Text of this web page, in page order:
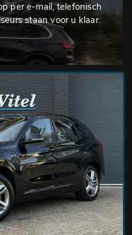
per e-mail, telefonisch
staan voor u klaar.